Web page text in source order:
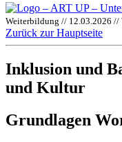
Weiterbildung // 12.03.2026 //
Zurück zur Hauptseite
Inklusion und
und Kultur
Grundlagen